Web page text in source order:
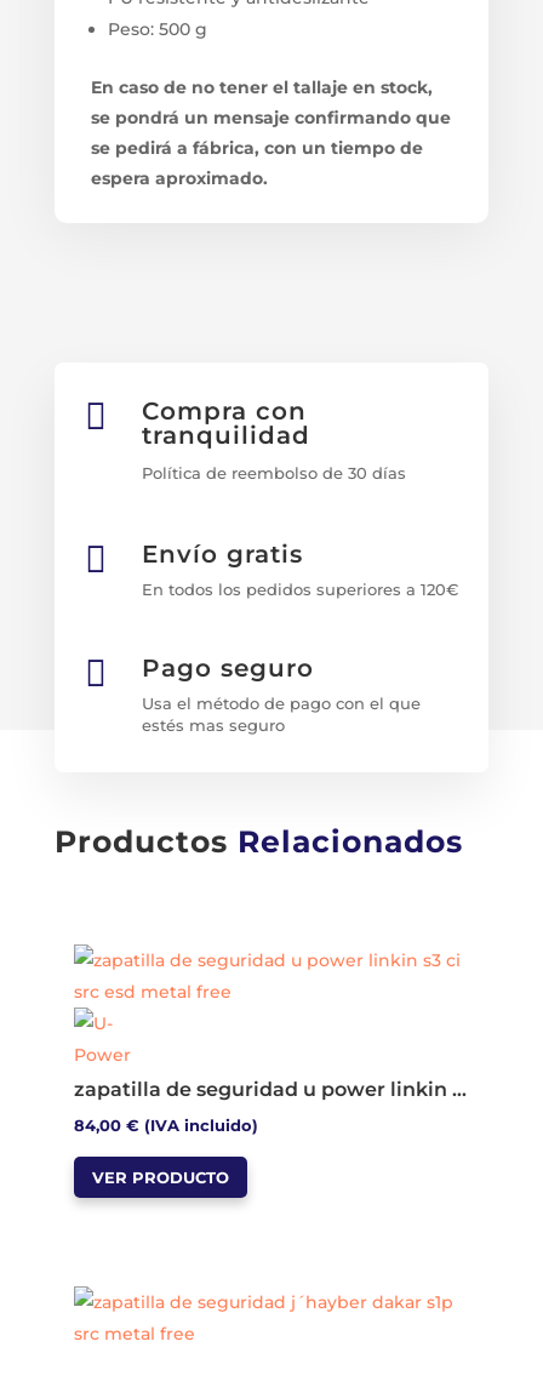
Peso: 500 g
En caso de no tener el tallaje en stock,
se pondrá un mensaje confirmando que
se pedirá a fábrica, con un tiempo de
espera aproximado.

Compra con
tranquilidad
Política de reembolso de 30 días
 Envío gratis
En todos los pedidos superiores a 120€
 Pago seguro
Usa el método de pago con el que
estés mas seguro
Productos Relacionados
zapatilla de seguridad u power linkin s3 ci src esd metal free
84,00 € (IVA incluido)
VER PRODUCTO
Este
Las